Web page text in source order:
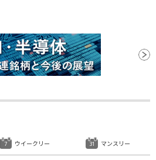
ウイークリー マンスリー